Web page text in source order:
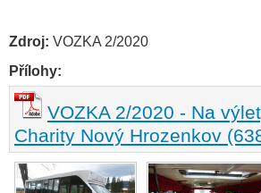
Zdroj: VOZKA 2/2020
Přílohy:
VOZKA 2/2020 - Na
Charity Nový Hrozenkov